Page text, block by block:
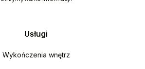
Usługi
Wykończenia wnętrz